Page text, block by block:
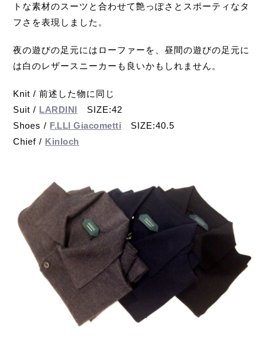
トな素材のスーツと合わせて艶っぽさとスポーティなタ
フさを表現しました。
夜の遊びの足元にはローファーを、昼間の遊びの足元に
は白のレザースニーカーも良いかもしれません。
Knit / 前述した物に同じ
Suit / LARDINI
SIZE:42
Shoes / F.LLI Giacometti SIZE:40.5
Chief / Kinloch